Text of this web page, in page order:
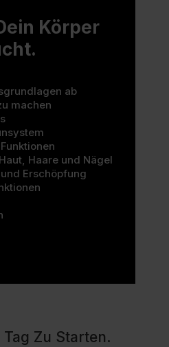
Körper
ab
machen
Haare und Nägel
Erschöpfung
Zu Starten.